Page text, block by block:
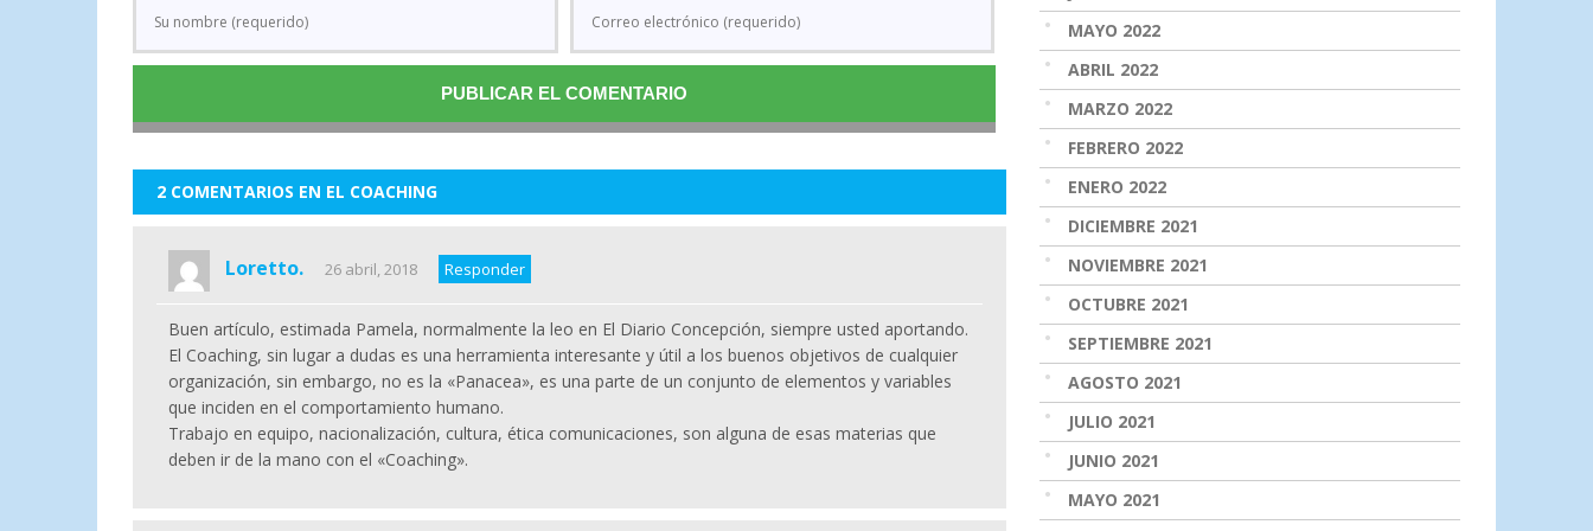
2 COMENTARIOS EN EL COACHING
Loretto. 26 abril, 2018 Responder
Buen artículo, estimada Pamela, normalmente la leo en El Diario Concepción, siempre usted aportando.
El Coaching, sin lugar a dudas es una herramienta interesante y útil a los buenos objetivos de cualquier
organización, sin embargo, no es la «Panacea», es una parte de un conjunto de elementos y variables
que inciden en el comportamiento humano.
Trabajo en equipo, nacionalización, cultura, ética comunicaciones, son alguna de esas materias que
deben ir de la mano con el «Coaching».
MAYO 2022
ABRIL 2022
MARZO 2022
FEBRERO 2022
ENERO 2022
DICIEMBRE 2021
NOVIEMBRE 2021
OCTUBRE 2021
SEPTIEMBRE 2021
AGOSTO 2021
JULIO 2021
JUNIO 2021
MAYO 2021